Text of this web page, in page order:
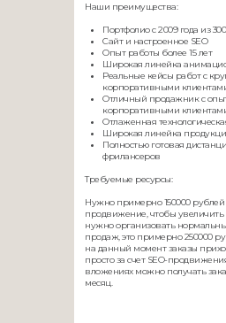
Наши преимущества:
Портфолио с 2009 года из
Сайт и настроенное SEO
Опыт работы более 15 лет
Широкая линейка
Реальные кейсы работ с
корпоративными
Отличный продажник с
корпоративными
Отлаженная
Широкая линейка
Полностью готовая
фрилансеров
Требуемые ресурсы:
Нужно примерно 150000
продвижение, чтобы увеличить
нужно организовать
продаж, это примерно 250000
на данный момент заказы
просто за счет SEO-
вложениях можно получать
месяц.